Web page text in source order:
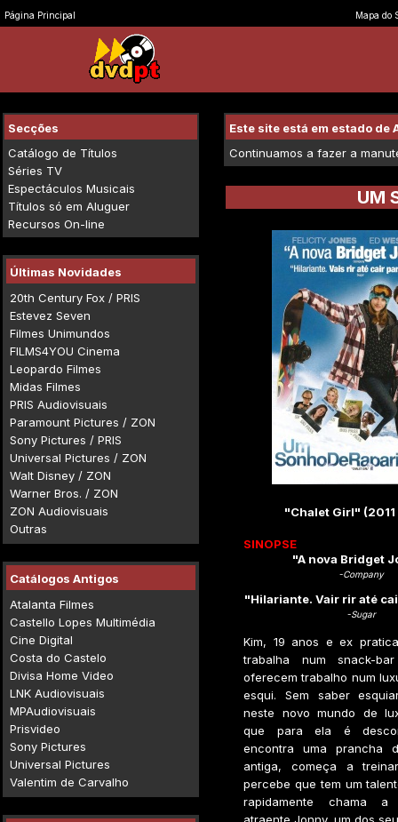
Página Principal Mapa do
Secções
Catálogo de Títulos
Séries TV
Espectáculos Musicais
Títulos só em Aluguer
Recursos On-line
Últimas Novidades
20th Century Fox / PRIS
Estevez Seven
Filmes Unimundos
FILMS4YOU Cinema
Leopardo Filmes
Midas Filmes
PRIS Audiovisuais
Paramount Pictures / ZON
Sony Pictures / PRIS
Universal Pictures / ZON
Walt Disney / ZON
Warner Bros. / ZON
ZON Audiovisuais
Outras
Catálogos Antigos
Atalanta Filmes
Castello Lopes Multimédia
Cine Digital
Costa do Castelo
Divisa Home Video
LNK Audiovisuais
MPAudiovisuais
Prisvideo
Sony Pictures
Universal Pictures
Valentim de Carvalho
Este site está em estado de
Continuamos a fazer a
UM
"Chalet Girl"
SINOPSE
"A nova Bridget
-Company
"Hilariante. Vair rir até
-Sugar
Kim, 19 anos e ex
trabalha num snack-
oferecem trabalho num
esqui. Sem saber
neste novo mundo de
que para ela é
encontra uma prancha
antiga, começa a
percebe que tem um
rapidamente chama